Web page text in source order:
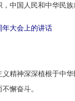
中国人民和中华民
大会上的讲话
神深深植根于中华
懈奋斗。